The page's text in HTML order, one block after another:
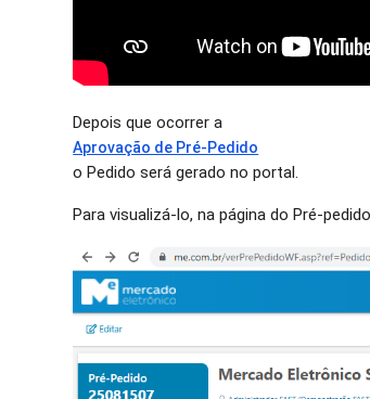
Depois que ocorrer a
Aprovação de Pré-Pedido
o Pedido será gerado no portal.
Para visualizá-lo, na página do Pré-